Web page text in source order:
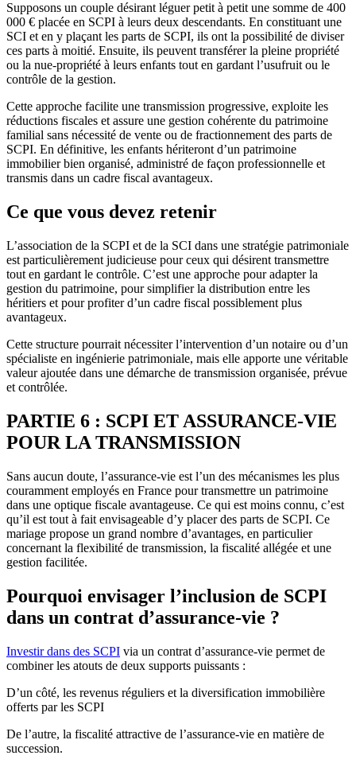
Supposons un couple désirant léguer petit à petit une somme de 400
000 € placée en SCPI à leurs deux descendants. En constituant une
SCI et en y plaçant les parts de SCPI, ils ont la possibilité de diviser
ces parts à moitié. Ensuite, ils peuvent transférer la pleine propriété
ou la nue-propriété à leurs enfants tout en gardant l’usufruit ou le
contrôle de la gestion.
Cette approche facilite une transmission progressive, exploite les
réductions fiscales et assure une gestion cohérente du patrimoine
familial sans nécessité de vente ou de fractionnement des parts de
SCPI. En définitive, les enfants hériteront d’un patrimoine
immobilier bien organisé, administré de façon professionnelle et
transmis dans un cadre fiscal avantageux.
Ce que vous devez retenir
L’association de la SCPI et de la SCI dans une stratégie patrimoniale
est particulièrement judicieuse pour ceux qui désirent transmettre
tout en gardant le contrôle. C’est une approche pour adapter la
gestion du patrimoine, pour simplifier la distribution entre les
héritiers et pour profiter d’un cadre fiscal possiblement plus
avantageux.
Cette structure pourrait nécessiter l’intervention d’un notaire ou d’un
spécialiste en ingénierie patrimoniale, mais elle apporte une véritable
valeur ajoutée dans une démarche de transmission organisée, prévue
et contrôlée.
PARTIE 6 : SCPI ET ASSURANCE-VIE
POUR LA TRANSMISSION
Sans aucun doute, l’assurance-vie est l’un des mécanismes les plus
couramment employés en France pour transmettre un patrimoine
dans une optique fiscale avantageuse. Ce qui est moins connu, c’est
qu’il est tout à fait envisageable d’y placer des parts de SCPI. Ce
mariage propose un grand nombre d’avantages, en particulier
concernant la flexibilité de transmission, la fiscalité allégée et une
gestion facilitée.
Pourquoi envisager l’inclusion de SCPI
dans un contrat d’assurance-vie ?
Investir dans des SCPI via un contrat d’assurance-vie permet de
combiner les atouts de deux supports puissants :
D’un côté, les revenus réguliers et la diversification immobilière
offerts par les SCPI
De l’autre, la fiscalité attractive de l’assurance-vie en matière de
succession.